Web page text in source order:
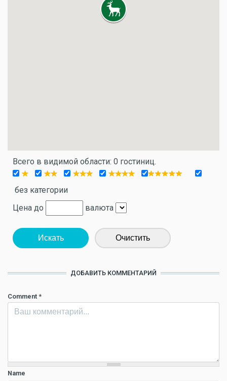
Всего в видимой области: 0 гостиниц.
без категории
Цена до
валюта
Искать Очистить
ДОБАВИТЬ КОММЕНТАРИЙ
Comment *
Name